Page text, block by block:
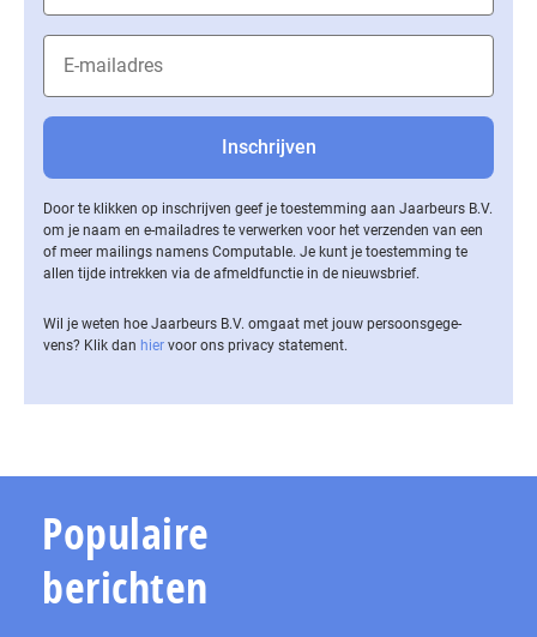
Door te klikken op inschrijven geef je toestemming aan Jaarbeurs B.V.
om je naam en e-mailadres te verwerken voor het verzenden van een
of meer mailings namens Computable. Je kunt je toestemming te
allen tijde intrekken via de af­meld­func­tie in de nieuwsbrief.
Wil je weten hoe Jaarbeurs B.V. omgaat met jouw per­soons­ge­ge­
vens? Klik dan hier voor ons privacy statement.
Populaire
berichten